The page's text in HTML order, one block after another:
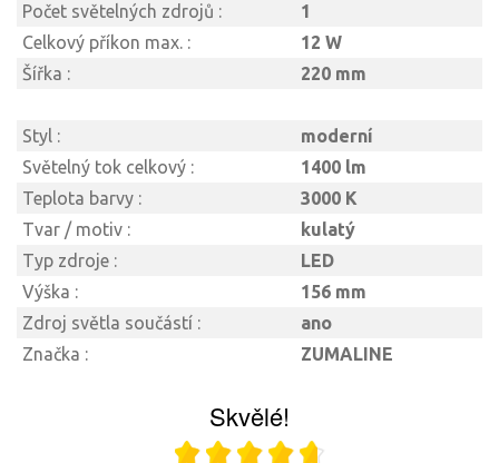
Počet světelných zdrojů :
1
Celkový příkon max. :
12 W
Šířka :
220 mm
Styl :
moderní
Světelný tok celkový :
1400 lm
Teplota barvy :
3000 K
Tvar / motiv :
kulatý
Typ zdroje :
LED
Výška :
156 mm
Zdroj světla součástí :
ano
Značka :
ZUMALINE